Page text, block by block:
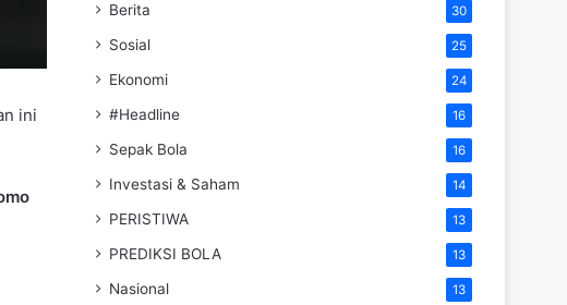
ini
Berita 30
Sosial 25
Ekonomi 24
#Headline 16
Sepak Bola 16
Investasi & Saham 14
PERISTIWA 13
PREDIKSI BOLA 13
Nasional 13